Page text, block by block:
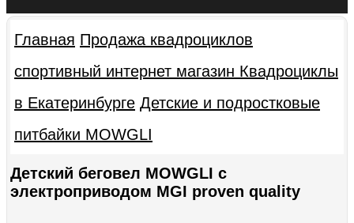
Главная Продажа квадроциклов
спортивный интернет магазин Квадроциклы
в Екатеринбурге Детские и подростковые
питбайки MOWGLI
Детский беговел MOWGLI с
электроприводом MGI proven quality